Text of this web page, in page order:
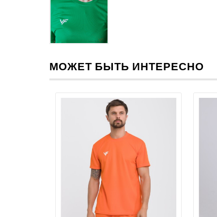
МОЖЕТ БЫТЬ ИНТЕРЕСНО